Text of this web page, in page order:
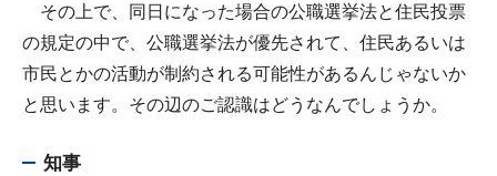
その上で、同日になった場合の公職選挙法と住民投票
の規定の中で、公職選挙法が優先されて、住民あるいは
市民とかの活動が制約される可能性があるんじゃないか
と思います。その辺のご認識はどうなんでしょうか。
知事